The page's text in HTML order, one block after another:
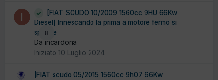
8
[FIAT SCUDO 10/2009 1560cc 9HU 66Kw
Diesel] Innescando la prima a motore fermo si
spegne
Da incardona
Iniziato 10 Luglio 2024
[FIAT scudo 05/2015 1560cc 9h07 66Kw